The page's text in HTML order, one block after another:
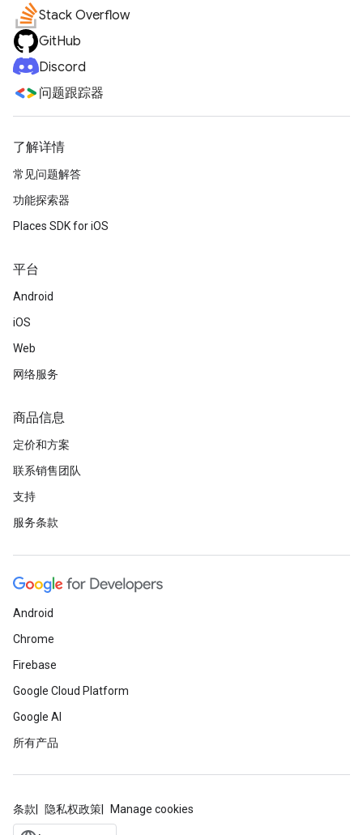
Stack Overflow
GitHub
Discord
问题跟踪器
了解详情
常见问题解答
功能探索器
Places SDK for iOS
平台
Android
iOS
Web
网络服务
商品信息
定价和方案
联系销售团队
支持
服务条款
Android
Chrome
Firebase
Google Cloud Platform
Google AI
所有产品
条款 隐私权政策 Manage cookies